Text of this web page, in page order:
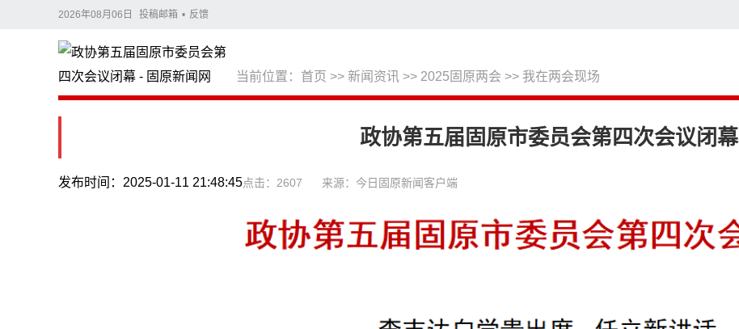
2026年08月06日 投稿邮箱 • 反馈
当前位置： 首页 >> 新闻资讯 >> 2025固原两会 >> 我在两会现场
搜索
政协第五届固原市委员会第四次会议闭幕
点击：2607
发布时间：2025-01-11 21:48:45 来源：今日固原新闻客户端